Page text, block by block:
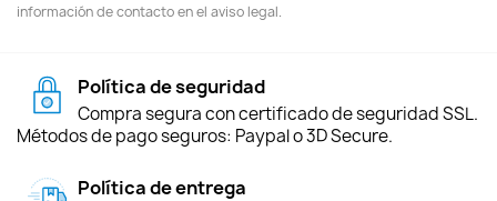
información de contacto en el aviso legal.
Política de seguridad
Compra segura con certificado de seguridad SSL.
Métodos de pago seguros: Paypal o 3D Secure.
Política de entrega